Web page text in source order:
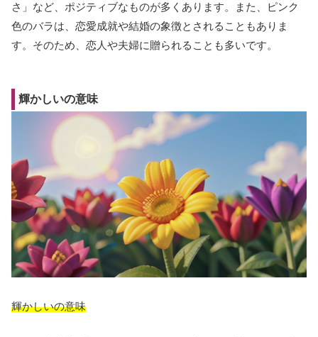
さ」など、ポジティブなものが多くあります。また、ピンク
色のバラは、恋愛成就や結婚の象徴とされることもありま
す。そのため、恋人や夫婦に贈られることも多いです。
輝かしいの意味
輝かしいの意味